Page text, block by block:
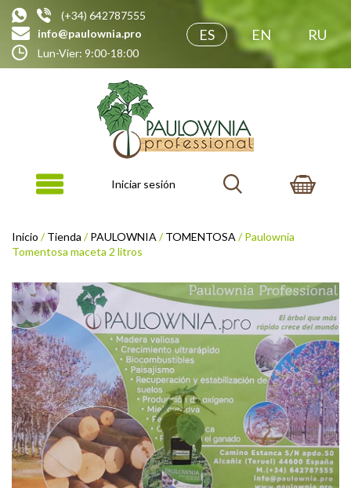
(+34) 642787555
info@paulownia.pro
Lun-Vier: 9:00-18:00
ES EN RU
Iniciar sesión
Inicio /Tienda /PAULOWNIA/TOMENTOSA/ Paulownia
Tomentosa maceta 2 litros